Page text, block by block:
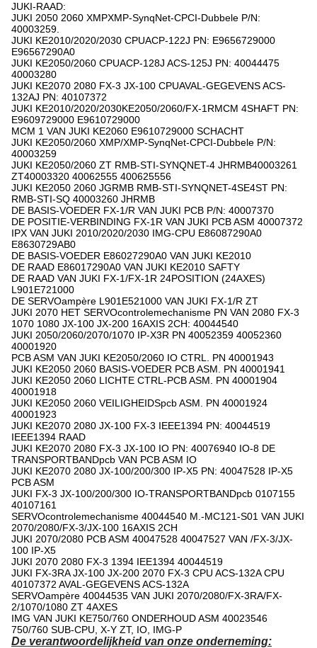
JUKI-RAAD:
JUKI 2050 2060 XMPXMP-SynqNet-CPCI-Dubbele P/N:
40003259.
JUKI KE2010/2020/2030 CPUACP-122J PN: E9656729000
E96567290A0
JUKI KE2050/2060 CPUACP-128J ACS-125J PN: 40044475
40003280
JUKI KE2070 2080 FX-3 JX-100 CPUAVAL-GEGEVENS ACS-
132AJ PN: 40107372
JUKI KE2010/2020/2030KE2050/2060/FX-1RMCM 4SHAFT PN:
E9609729000 E9610729000
MCM 1 VAN JUKI KE2060 E9610729000 SCHACHT
JUKI KE2050/2060 XMP/XMP-SynqNet-CPCI-Dubbele P/N:
40003259
JUKI KE2050/2060 ZT RMB-STI-SYNQNET-4 JHRMB40003261
ZT40003320 40062555 400625556
JUKI KE2050 2060 JGRMB RMB-STI-SYNQNET-4SE4ST PN:
RMB-STI-SQ 40003260 JHRMB
DE BASIS-VOEDER FX-1/R VAN JUKI PCB P/N: 40007370
DE POSITIE-VERBINDING FX-1R VAN JUKI PCB ASM 40007372
IPX VAN JUKI 2010/2020/2030 IMG-CPU E86087290A0
E8630729AB0
DE BASIS-VOEDER E86027290A0 VAN JUKI KE2010
DE RAAD E86017290A0 VAN JUKI KE2010 SAFTY
DE RAAD VAN JUKI FX-1/FX-1R 24POSITION (24AXES)
L901E721000
DE SERVOampère L901E521000 VAN JUKI FX-1/R ZT
JUKI 2070 HET SERVOcontrolemechanisme PN VAN 2080 FX-3
1070 1080 JX-100 JX-200 16AXIS 2CH: 40044540
JUKI 2050/2060/2070/1070 IP-X3R PN 40052359 40052360
40001920
PCB ASM VAN JUKI KE2050/2060 IO CTRL. PN 40001943
JUKI KE2050 2060 BASIS-VOEDER PCB ASM. PN 40001941
JUKI KE2050 2060 LICHTE CTRL-PCB ASM. PN 40001904
40001918
JUKI KE2050 2060 VEILIGHEIDSpcb ASM. PN 40001924
40001923
JUKI KE2070 2080 JX-100 FX-3 IEEE1394 PN: 40044519
IEEE1394 RAAD
JUKI KE2070 2080 FX-3 JX-100 IO PN: 40076940 IO-8 DE
TRANSPORTBANDpcb VAN PCB ASM IO
JUKI KE2070 2080 JX-100/200/300 IP-X5 PN: 40047528 IP-X5
PCB ASM
JUKI FX-3 JX-100/200/300 IO-TRANSPORTBANDpcb 0107155
40107161
SERVOcontrolemechanisme 40044540 M.-MC121-S01 VAN JUKI
2070/2080/FX-3/JX-100 16AXIS 2CH
JUKI 2070/2080 PCB ASM 40047528 40047527 VAN /FX-3/JX-
100 IP-X5
JUKI 2070 2080 FX-3 1394 IEE1394 40044519
JUKI FX-3RA JX-100 JX-200 2070 FX-3 CPU ACS-132A CPU
40107372 AVAL-GEGEVENS ACS-132A
SERVOampère 40044535 VAN JUKI 2070/2080/FX-3RA/FX-
2/1070/1080 ZT 4AXES
IMG VAN JUKI KE750/760 ONDERHOUD ASM 40023546
750/760 SUB-CPU, X-Y ZT, IO, IMG-P
De verantwoordelijkheid van onze onderneming: